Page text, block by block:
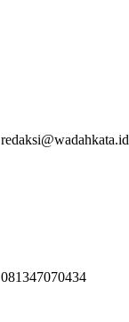
redaksi@wadahkata.id
081347070434